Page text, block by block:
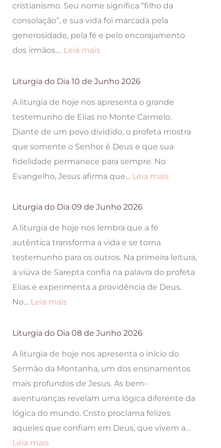
cristianismo. Seu nome significa “filho da
consolação”, e sua vida foi marcada pela
generosidade, pela fé e pelo encorajamento
dos irmãos.… Leia mais:
do
11
Junho
Liturgia do Dia 10 de Junho 2026
A liturgia de hoje nos apresenta o grande
testemunho de Elias no Monte Carmelo.
Diante de um povo dividido, o profeta mostra
que somente o Senhor é Deus e que sua
fidelidade permanece para sempre. No
Evangelho, Jesus afirma que… Leia mais:
Liturgia do Dia 09 de Junho 2026
A liturgia de hoje nos lembra que a fé
autêntica transforma a vida e se torna
testemunho para os outros. Na primeira leitura,
a viúva de Sarepta confia na palavra do profeta
Elias e experimenta a providência de Deus.
No… Leia mais:
do
09
Liturgia do Dia 08 de Junho 2026
A liturgia de hoje nos apresenta o início do
Sermão da Montanha, um dos ensinamentos
mais profundos de Jesus. As bem-
aventuranças revelam uma lógica diferente da
lógica do mundo. Cristo proclama felizes
aqueles que confiam em Deus, que vivem a…
Leia mais: